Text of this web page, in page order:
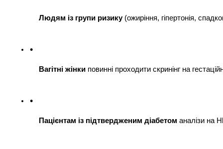
Людям із групи ризику (ожиріння, гіпертонія,
Вагітні жінки повинні проходити скринінг на
Пацієнтам із підтвердженим діабетом аналізи на